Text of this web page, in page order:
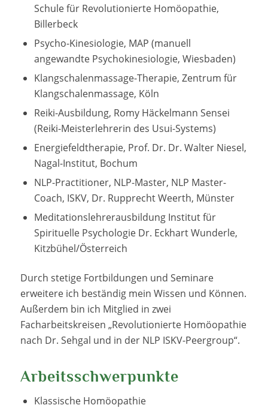
Schule für Revolutionierte Homöopathie,
Billerbeck
Psycho-Kinesiologie, MAP (manuell
angewandte Psychokinesiologie, Wiesbaden)
Klangschalenmassage-Therapie, Zentrum für
Klangschalenmassage, Köln
Reiki-Ausbildung, Romy Häckelmann Sensei
(Reiki-Meisterlehrerin des Usui-Systems)
Energiefeldtherapie, Prof. Dr. Dr. Walter Niesel,
Nagal-Institut, Bochum
NLP-Practitioner, NLP-Master, NLP Master-
Coach, ISKV, Dr. Rupprecht Weerth, Münster
Meditationslehrerausbildung Institut für
Spirituelle Psychologie Dr. Eckhart Wunderle,
Kitzbühel/Österreich
Durch stetige Fortbildungen und Seminare
erweitere ich beständig mein Wissen und Können.
Außerdem bin ich Mitglied in zwei
Facharbeitskreisen „Revolutionierte Homöopathie
nach Dr. Sehgal und in der NLP ISKV-Peergroup“.
Arbeitsschwerpunkte
Klassische Homöopathie